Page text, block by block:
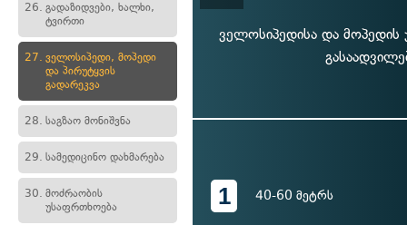
26. გადაზიდვები, ხალხი,
ტვირთი
27. ველოსიპედი, მოპედი
და პირუტყვის
გადარეკვა
28. საგზაო მონიშვნა
29. სამედიცინო დახმარება
30. მოძრაობის
უსაფრთხოება
ველოსიპედისა და მოპედის
1 40-60 მეტრს